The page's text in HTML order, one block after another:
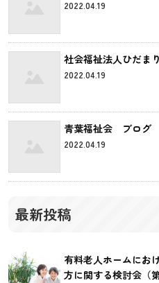
2022.04.19
社会福祉法人ひだ
2022.04.19
青葉福祉会 ブログ
2022.04.19
最新投稿
有料老人ホームにお
方に関する検討会（